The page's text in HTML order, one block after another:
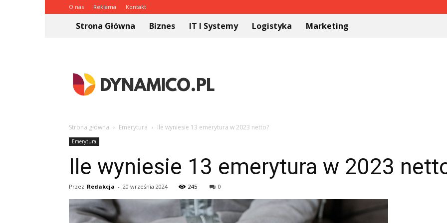
O nas Reklama Kontakt
Strona Główna Biznes IT I Systemy Logistyka Marketing
Strona główna Emerytura Ile wyniesie 13 emerytura w 2023 netto?
Emerytura
Ile wyniesie 13 emerytura w 2023
Przez Redakcja - 20 września 2024 245 0